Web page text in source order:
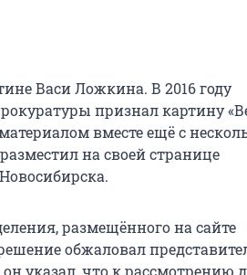
Васи Ложкина. В 2016 году
признал картину
вместе ещё с
на своей странице
размещённого на сайте
обжаловал
указал, что к рассмотрению